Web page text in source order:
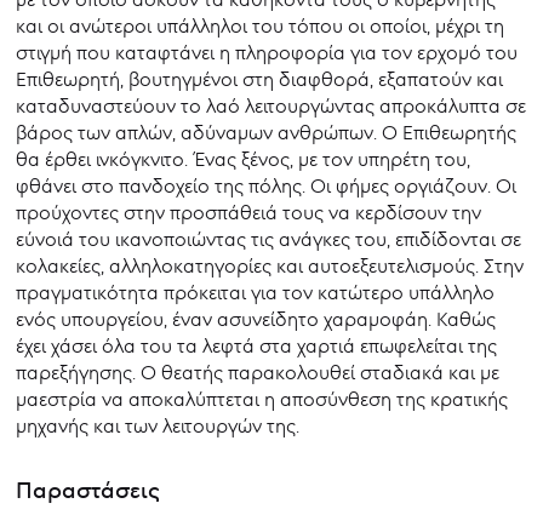
και οι ανώτεροι υπάλληλοι του τόπου οι οποίοι, μέχρι τη
στιγμή που καταφτάνει η πληροφορία για τον ερχομό του
Επιθεωρητή, βουτηγμένοι στη διαφθορά, εξαπατούν και
καταδυναστεύουν το λαό λειτουργώντας απροκάλυπτα σε
βάρος των απλών, αδύναμων ανθρώπων. Ο Επιθεωρητής
θα έρθει ινκόγκνιτο. Ένας ξένος, με τον υπηρέτη του,
φθάνει στο πανδοχείο της πόλης. Οι φήμες οργιάζουν. Οι
προύχοντες στην προσπάθειά τους να κερδίσουν την
εύνοιά του ικανοποιώντας τις ανάγκες του, επιδίδονται σε
κολακείες, αλληλοκατηγορίες και αυτοεξευτελισμούς. Στην
πραγματικότητα πρόκειται για τον κατώτερο υπάλληλο
ενός υπουργείου, έναν ασυνείδητο χαραμοφάη. Καθώς
έχει χάσει όλα του τα λεφτά στα χαρτιά επωφελείται της
παρεξήγησης. Ο θεατής παρακολουθεί σταδιακά και με
μαεστρία να αποκαλύπτεται η αποσύνθεση της κρατικής
μηχανής και των λειτουργών της.
Παραστάσεις